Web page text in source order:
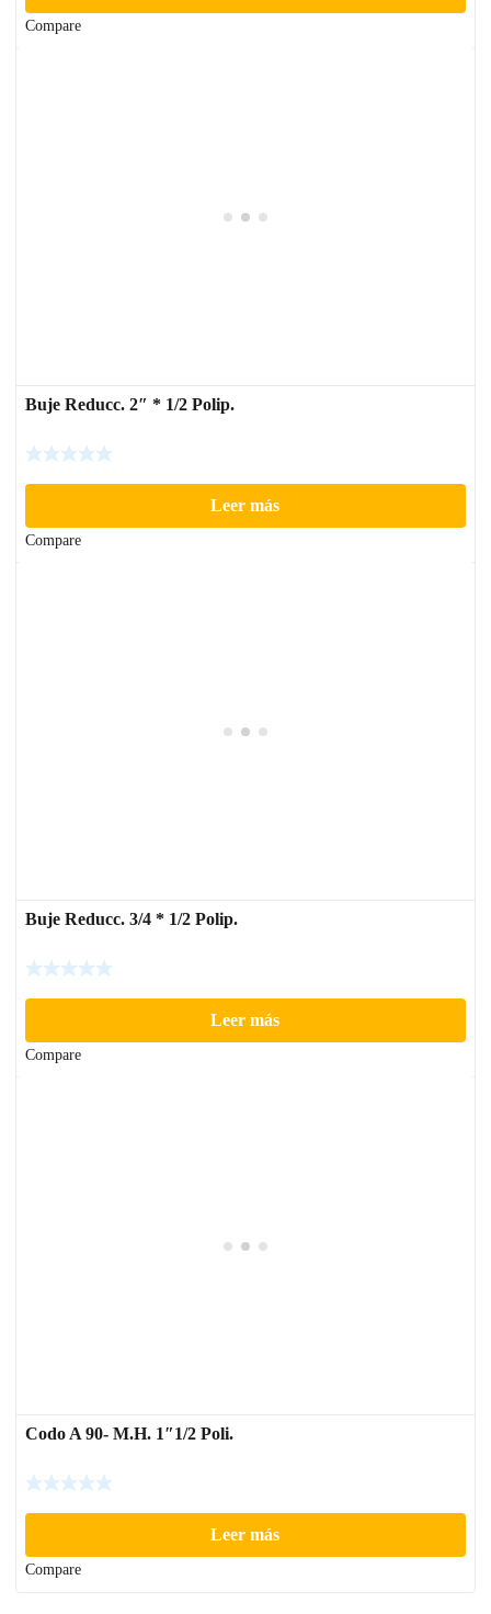
Compare
Buje Reducc. 2″ * 1/2 Polip.
Leer más
Compare
Buje Reducc. 3/4 * 1/2 Polip.
Leer más
Compare
Codo A 90- M.H. 1″1/2 Poli.
Leer más
Compare